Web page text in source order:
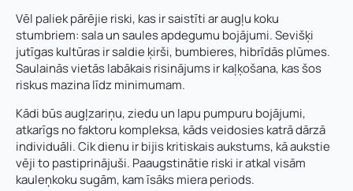
Vēl paliek pārējie riski, kas ir saistīti ar augļu koku
stumbriem: sala un saules apdegumu bojājumi. Sevišķi
jutīgas kultūras ir saldie ķirši, bumbieres, hibrīdās plūmes.
Saulainās vietās labākais risinājums ir kaļķošana, kas šos
riskus mazina līdz minimumam.
Kādi būs augļzariņu, ziedu un lapu pumpuru bojājumi,
atkarīgs no faktoru kompleksa, kāds veidosies katrā dārzā
individuāli. Cik dienu ir bijis kritiskais aukstums, kā aukstie
vēji to pastiprinājuši. Paaugstinātie riski ir atkal visām
kauleņkoku sugām, kam īsāks miera periods.
Jūs varat augšupielādēt līdz 2 failiem.
Nosūtīt pieteikumu
k
t
t
ā
l
r
u
n
i
s
V
ā
Piezīmes
Pieteikties